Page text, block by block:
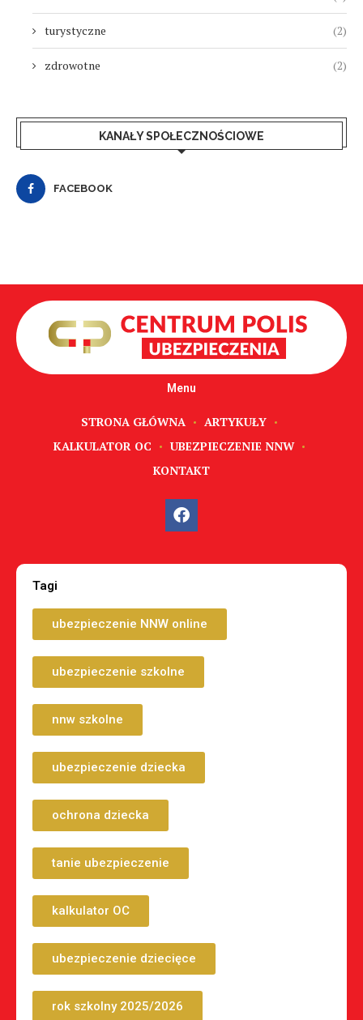
turystyczne (2)
zdrowotne (2)
KANAŁY SPOŁECZNOŚCIOWE
FACEBOOK
Menu
STRONA GŁÓWNA
ARTYKUŁY
KALKULATOR OC
UBEZPIECZENIE NNW
KONTAKT
Tagi
ubezpieczenie NNW online
ubezpieczenie szkolne
nnw szkolne
ubezpieczenie dziecka
ochrona dziecka
tanie ubezpieczenie
kalkulator OC
ubezpieczenie dziecięce
rok szkolny 2025/2026